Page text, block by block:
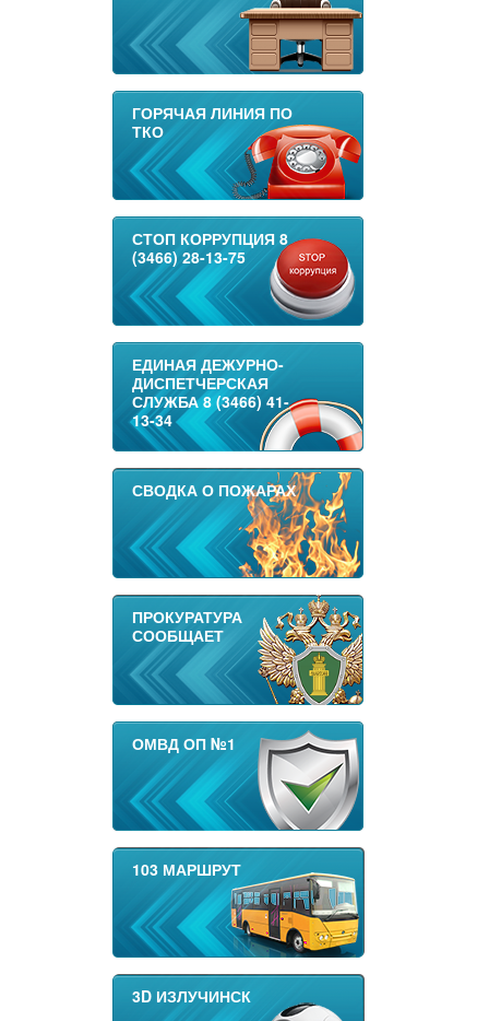
ГОРЯЧАЯ ЛИНИЯ ПО
ТКО
СТОП КОРРУПЦИЯ 8
(3466) 28-13-75
ЕДИНАЯ ДЕЖУРНО-
ДИСПЕТЧЕРСКАЯ
СЛУЖБА 8 (3466) 41-
13-34
СВОДКА О ПОЖАРАХ
ПРОКУРАТУРА
СООБЩАЕТ
ОМВД ОП №1
103 МАРШРУТ
3D ИЗЛУЧИНСК